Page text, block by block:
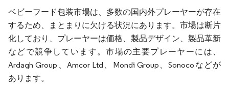
ベビーフード包装市場は、多数の国内外プレーヤーが存在
するため、まとまりに欠ける状況にあります。市場は断片
化しており、プレーヤーは価格、製品デザイン、製品革新
などで競争しています。市場の主要プレーヤーには、
Ardagh Group、Amcor Ltd、Mondi Group、Sonocoなどが
あります。